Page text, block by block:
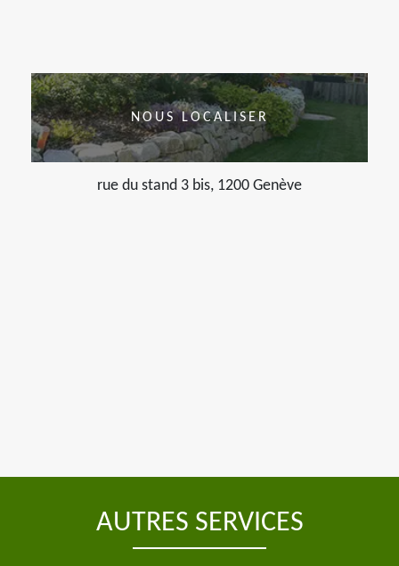
NOUS LOCALISER
rue du stand 3 bis, 1200 Genève
AUTRES SERVICES